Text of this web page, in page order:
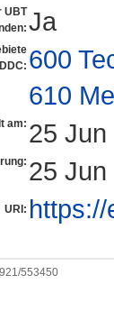
UBTJa
600
610
am: 25
25
URI:
553450